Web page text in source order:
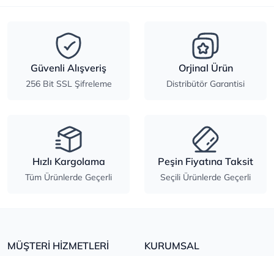
Güvenli Alışveriş
256 Bit SSL Şifreleme
Orjinal Ürün
Distribütör Garantisi
Hızlı Kargolama
Tüm Ürünlerde Geçerli
Peşin Fiyatına Taksit
Seçili Ürünlerde Geçerli
MÜŞTERİ HİZMETLERİ KURUMSAL